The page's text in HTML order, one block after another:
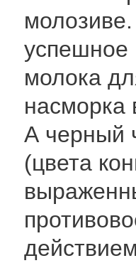
успешное
молока
насморка
А черный
(цвета